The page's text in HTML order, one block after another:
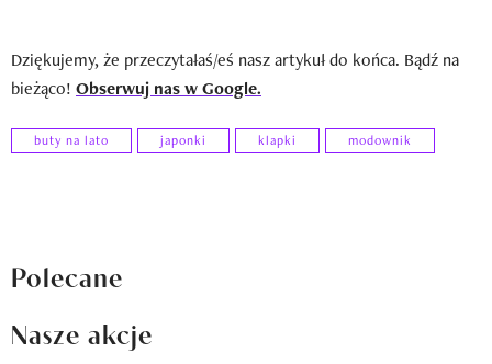
Dziękujemy, że przeczytałaś/eś nasz artykuł do końca. Bądź na
bieżąco! Obserwuj nas w Google.
buty na lato japonki klapki modownik
Polecane
Nasze akcje